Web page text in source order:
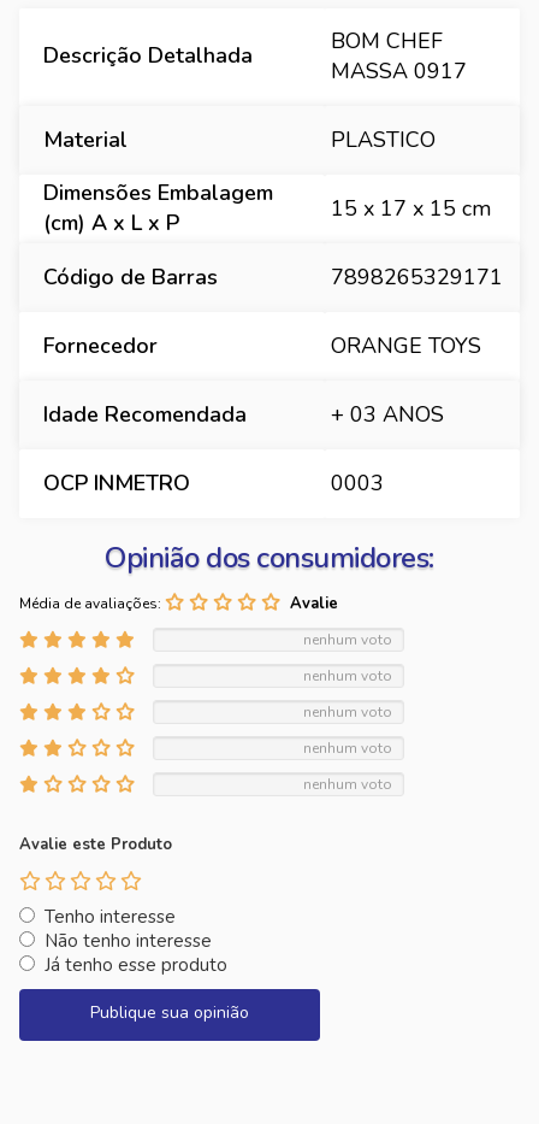
Descrição Detalhada
BOM CHEF
MASSA 0917
Material
PLASTICO
Dimensões Embalagem
(cm) A x L x P
15 x 17 x 15 cm
Código de Barras 7898265329171
Fornecedor ORANGE TOYS
Idade Recomendada + 03 ANOS
OCP INMETRO 0003
Opinião dos consumidores:
Média de avaliações:
nenhum voto
nenhum voto
nenhum voto
nenhum voto
nenhum voto
Avalie este Produto
Tenho interesse
Não tenho interesse
Já tenho esse produto
Publique sua opinião